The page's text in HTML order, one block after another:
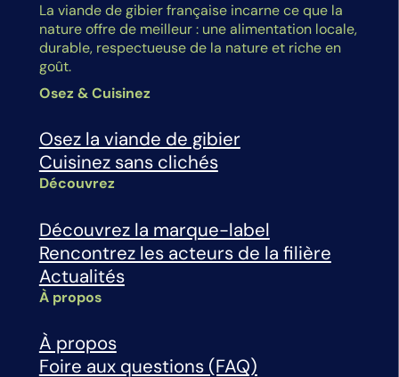
La viande de gibier française incarne ce que la
nature offre de meilleur : une alimentation locale,
durable, respectueuse de la nature et riche en
goût.
Osez & Cuisinez
Osez la viande de gibier
Cuisinez sans clichés
Découvrez
Découvrez la marque-label
Rencontrez les acteurs de la filière
Actualités
À propos
À propos
Foire aux questions (FAQ)